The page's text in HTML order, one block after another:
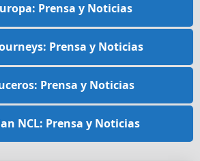
Prensa y Noticias
Prensa y Noticias
Prensa y Noticias
NCL: Prensa y Noticias